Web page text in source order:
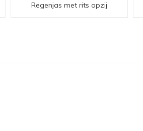
Regenjas met rits opzij